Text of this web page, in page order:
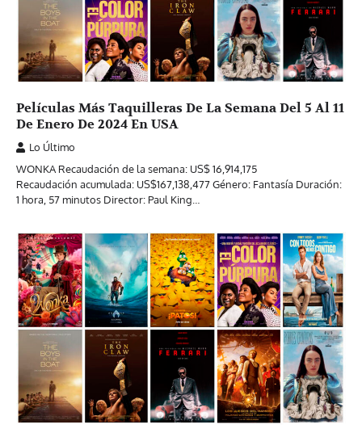
Películas Más Taquilleras De La Semana Del 5 Al 11
De Enero De 2024 En USA
Lo Último
WONKA Recaudación de la semana: US$ 16,914,175
Recaudación acumulada: US$167,138,477 Género: Fantasía Duración:
1 hora, 57 minutos Director: Paul King…